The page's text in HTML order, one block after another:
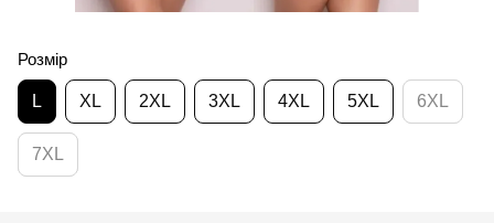
Розмір
L XL 2XL 3XL 4XL 5XL 6XL
7XL